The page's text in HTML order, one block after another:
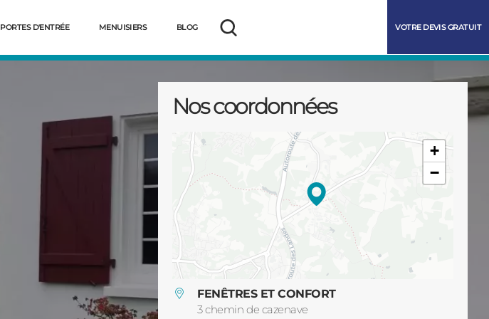
PORTES D'ENTRÉE MENUISIERS BLOG
Rechercher
VOTRE DEVIS GRATUIT
Nos coordonnées
+
−
FENÊTRES ET CONFORT
3 chemin de cazenave